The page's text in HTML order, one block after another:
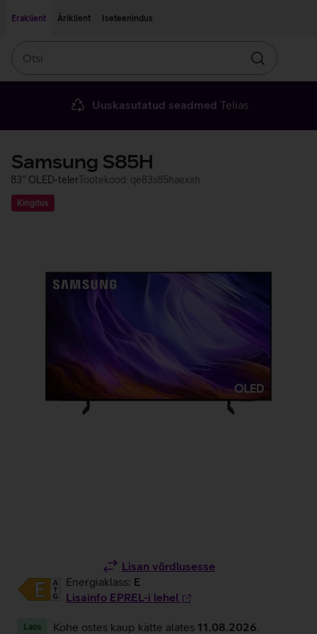
Eraklient
Äriklient Iseteenindus
Otsin
Uuskasutatud seadmed Telias
Samsung S85H
83'' OLED-telerTootekood: qe83s85haexxh
Kingitus
Lisan võrdlusesse
Energiaklass: E
Lisainfo EPREL-i lehel
Laos Kohe ostes kaup kätte alates 11.08.2026